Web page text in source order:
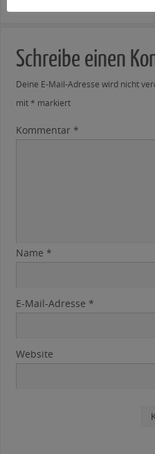
Schreibe einen
Deine E-Mail-Adresse wird nicht
mit* markiert
Kommentar *
Name *
E-Mail-Adresse *
Website